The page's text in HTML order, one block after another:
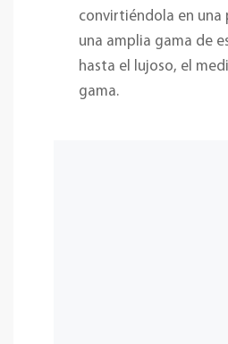
convirtiéndola en una
una amplia gama de
hasta el lujoso, el
gama.